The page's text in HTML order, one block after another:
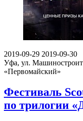
2019-09-29 2019-09-30
Уфа, ул.
«Первомайский»
Фестиваль
по трилогии